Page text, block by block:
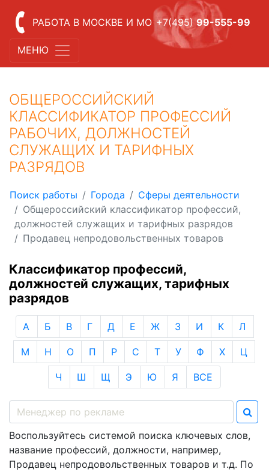
РАБОТА В МОСКВЕ И МО +7(495) 99-555-99
МЕНЮ
ОБЩЕРОССИЙСКИЙ
КЛАССИФИКАТОР ПРОФЕССИЙ
РАБОЧИХ, ДОЛЖНОСТЕЙ
СЛУЖАЩИХ И ТАРИФНЫХ
РАЗРЯДОВ
Поиск работы Города
Сферы деятельности
Общероссийский классификатор профессий,
должностей служащих и тарифных разрядов
Продавец непродовольственных товаров
Классификатор профессий,
должностей служащих, тарифных
разрядов
А Б В Г Д Е Ж З И К Л
М Н О П Р С Т У Ф Х Ц
Ч Ш Щ Э Ю Я ВСЕ
Воспользуйтесь системой поиска ключевых слов,
название профессий, должности, например,
Продавец непродовольственных товаров и т.д. По